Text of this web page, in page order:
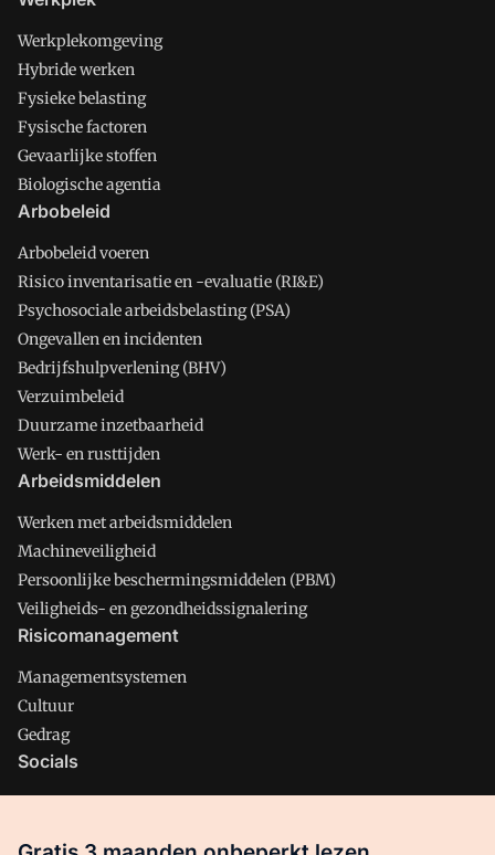
Werkplekomgeving
Hybride werken
Fysieke belasting
Fysische factoren
Gevaarlijke stoffen
Biologische agentia
Arbobeleid
Arbobeleid voeren
Risico inventarisatie en -evaluatie (RI&E)
Psychosociale arbeidsbelasting (PSA)
Ongevallen en incidenten
Bedrijfshulpverlening (BHV)
Verzuimbeleid
Duurzame inzetbaarheid
Werk- en rusttijden
Arbeidsmiddelen
Werken met arbeidsmiddelen
Machineveiligheid
Persoonlijke beschermingsmiddelen (PBM)
Veiligheids- en gezondheidssignalering
Risicomanagement
Managementsystemen
Cultuur
Gedrag
Socials